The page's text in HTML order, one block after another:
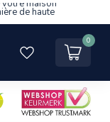
votre maison
de haute
0